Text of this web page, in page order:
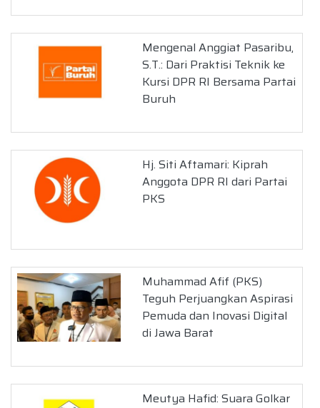
Mengenal Anggiat Pasaribu,
S.T.: Dari Praktisi Teknik ke
Kursi DPR RI Bersama Partai
Buruh
Hj. Siti Aftamari: Kiprah
Anggota DPR RI dari Partai
PKS
Muhammad Afif (PKS)
Teguh Perjuangkan Aspirasi
Pemuda dan Inovasi Digital
di Jawa Barat
Meutya Hafid: Suara Golkar